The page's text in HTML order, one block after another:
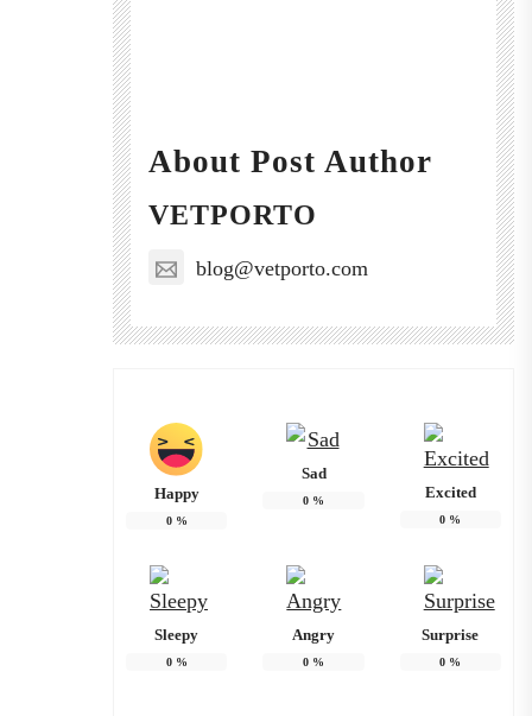
About Post Author
VETPORTO
blog@vetporto.com
Happy
0%
Sad
0 % Excited
0 %
Sleepy
0%
Angry
0 %
Surprise
0 %